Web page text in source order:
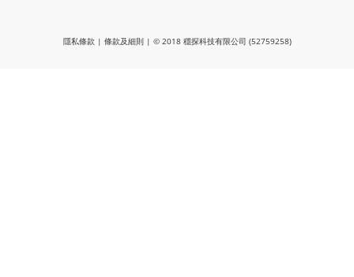
隱私條款 | 條款及細則 | © 2018 穩探科技有限公司 (52759258)